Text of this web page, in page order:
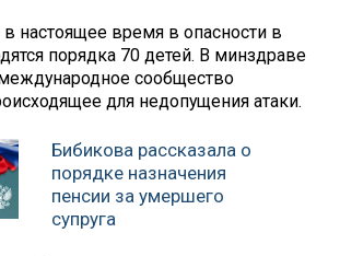
в настоящее время в опасности в
порядка 70 детей. В минздраве
сообщество
для недопущения атаки.
Бибикова рассказала о
порядке назначения
пенсии за умершего
супруга